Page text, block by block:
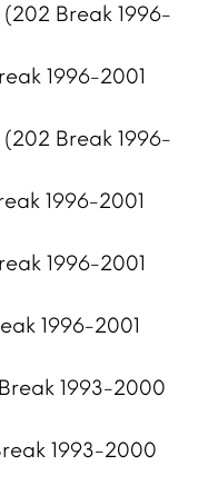
(202 Break 1996-
1996-2001
(202 Break 1996-
1996-2001
1996-2001
1996-2001
1993-2000
1993-2000